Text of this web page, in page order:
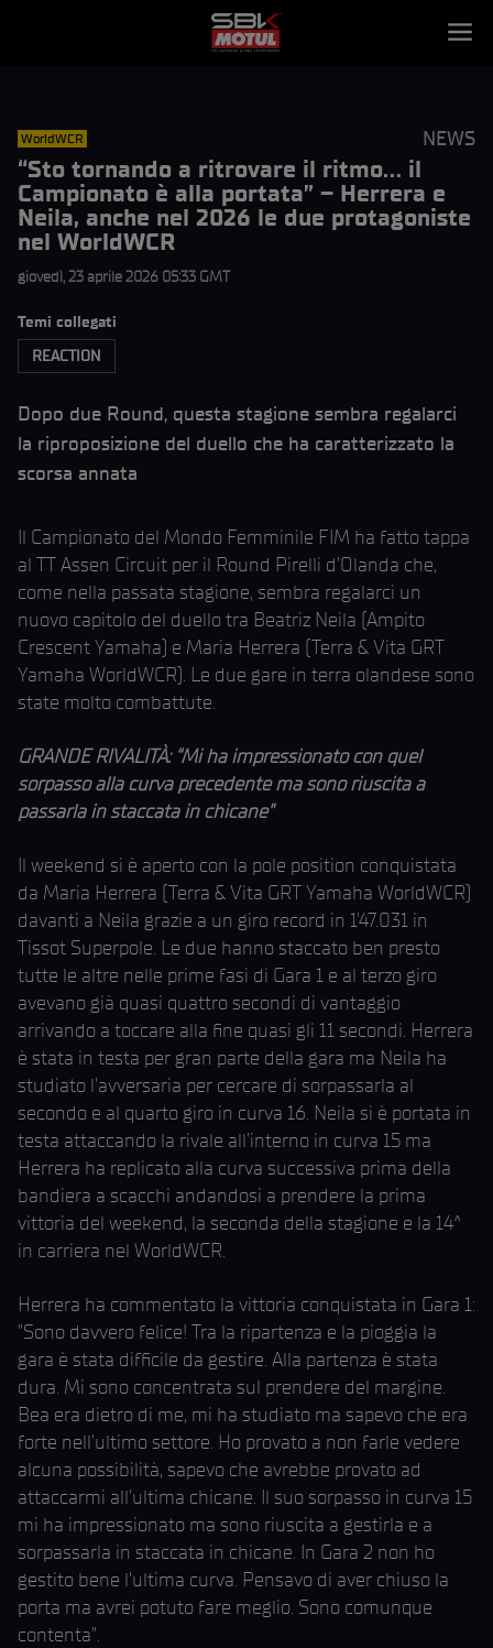
WorldWCR NEWS
“Sto tornando a ritrovare il ritmo… il
Campionato è alla portata” – Herrera e
Neila, anche nel 2026 le due protagoniste
nel WorldWCR
giovedì, 23 aprile 2026 05:33 GMT
Temi collegati
REACTION
Dopo due Round, questa stagione sembra regalarci
la riproposizione del duello che ha caratterizzato la
scorsa annata
Il Campionato del Mondo Femminile FIM ha fatto tappa
al TT Assen Circuit per il Round Pirelli d’Olanda che,
come nella passata stagione, sembra regalarci un
nuovo capitolo del duello tra Beatriz Neila (Ampito
Crescent Yamaha) e Maria Herrera (Terra & Vita GRT
Yamaha WorldWCR). Le due gare in terra olandese sono
state molto combattute.
GRANDE RIVALITÀ: “Mi ha impressionato con quel
sorpasso alla curva precedente ma sono riuscita a
passarla in staccata in chicane”
Il weekend si è aperto con la pole position conquistata
da Maria Herrera (Terra & Vita GRT Yamaha WorldWCR)
davanti a Neila grazie a un giro record in 1’47.031 in
Tissot Superpole. Le due hanno staccato ben presto
tutte le altre nelle prime fasi di Gara 1 e al terzo giro
avevano già quasi quattro secondi di vantaggio
arrivando a toccare alla fine quasi gli 11 secondi. Herrera
è stata in testa per gran parte della gara ma Neila ha
studiato l’avversaria per cercare di sorpassarla al
secondo e al quarto giro in curva 16. Neila si è portata in
testa attaccando la rivale all’interno in curva 15 ma
Herrera ha replicato alla curva successiva prima della
bandiera a scacchi andandosi a prendere la prima
vittoria del weekend, la seconda della stagione e la 14^
in carriera nel WorldWCR.
Herrera ha commentato la vittoria conquistata in Gara 1:
”Sono davvero felice! Tra la ripartenza e la pioggia la
gara è stata difficile da gestire. Alla partenza è stata
dura. Mi sono concentrata sul prendere del margine.
Bea era dietro di me, mi ha studiato ma sapevo che era
forte nell’ultimo settore. Ho provato a non farle vedere
alcuna possibilità, sapevo che avrebbe provato ad
attaccarmi all’ultima chicane. Il suo sorpasso in curva 15
mi ha impressionato ma sono riuscita a gestirla e a
sorpassarla in staccata in chicane. In Gara 2 non ho
gestito bene l’ultima curva. Pensavo di aver chiuso la
porta ma avrei potuto fare meglio. Sono comunque
contenta”.